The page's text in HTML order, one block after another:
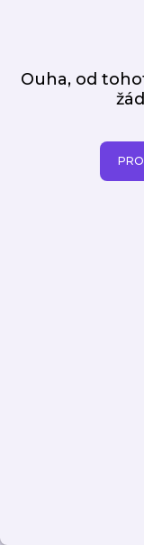
Ouha, od